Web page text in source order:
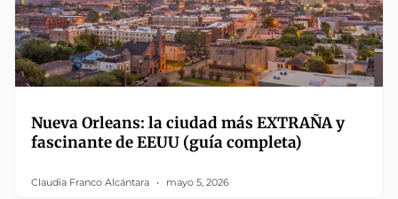
Nueva Orleans: la ciudad más EXTRAÑA y
fascinante de EEUU (guía completa)
Claudia Franco Alcántara mayo 5, 2026